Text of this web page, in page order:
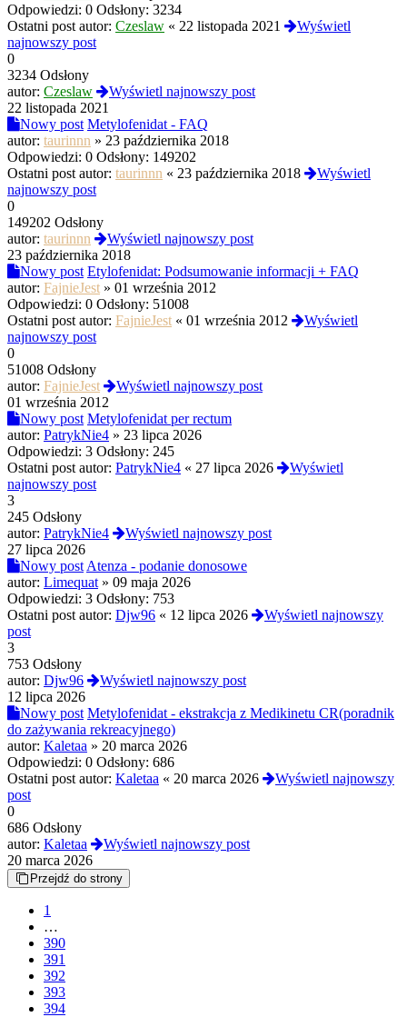
Odpowiedzi: 0 Odsłony: 3234
Ostatni post autor: Czeslaw « 22 listopada 2021
Wyświetl
najnowszy post
0
3234 Odsłony
autor: Czeslaw
Wyświetl najnowszy post
22 listopada 2021
Nowy post Metylofenidat - FAQ
autor: taurinnn » 23 października 2018
Odpowiedzi: 0 Odsłony: 149202
Ostatni post autor: taurinnn « 23 października 2018
Wyświetl
najnowszy post
0
149202 Odsłony
autor: taurinnn
Wyświetl najnowszy post
23 października 2018
Nowy post Etylofenidat: Podsumowanie informacji + FAQ
autor: FajnieJest » 01 września 2012
Odpowiedzi: 0 Odsłony: 51008
Ostatni post autor: FajnieJest « 01 września 2012
Wyświetl
najnowszy post
0
51008 Odsłony
autor: FajnieJest
Wyświetl najnowszy post
01 września 2012
Nowy post Metylofenidat per rectum
autor: PatrykNie4 » 23 lipca 2026
Odpowiedzi: 3 Odsłony: 245
Ostatni post autor: PatrykNie4 « 27 lipca 2026
Wyświetl
najnowszy post
3
245 Odsłony
autor: PatrykNie4
Wyświetl najnowszy post
27 lipca 2026
Nowy post Atenza - podanie donosowe
autor: Limequat » 09 maja 2026
Odpowiedzi: 3 Odsłony: 753
Ostatni post autor: Djw96 « 12 lipca 2026
Wyświetl najnowszy
post
3
753 Odsłony
autor: Djw96
Wyświetl najnowszy post
12 lipca 2026
Nowy post Metylofenidat - ekstrakcja z Medikinetu CR(poradnik
do zażywania rekreacyjnego)
autor: Kaletaa » 20 marca 2026
Odpowiedzi: 0 Odsłony: 686
Ostatni post autor: Kaletaa « 20 marca 2026
Wyświetl najnowszy
post
0
686 Odsłony
autor: Kaletaa
Wyświetl najnowszy post
20 marca 2026
Przejdź do strony
1
…
390
391
392
393
394